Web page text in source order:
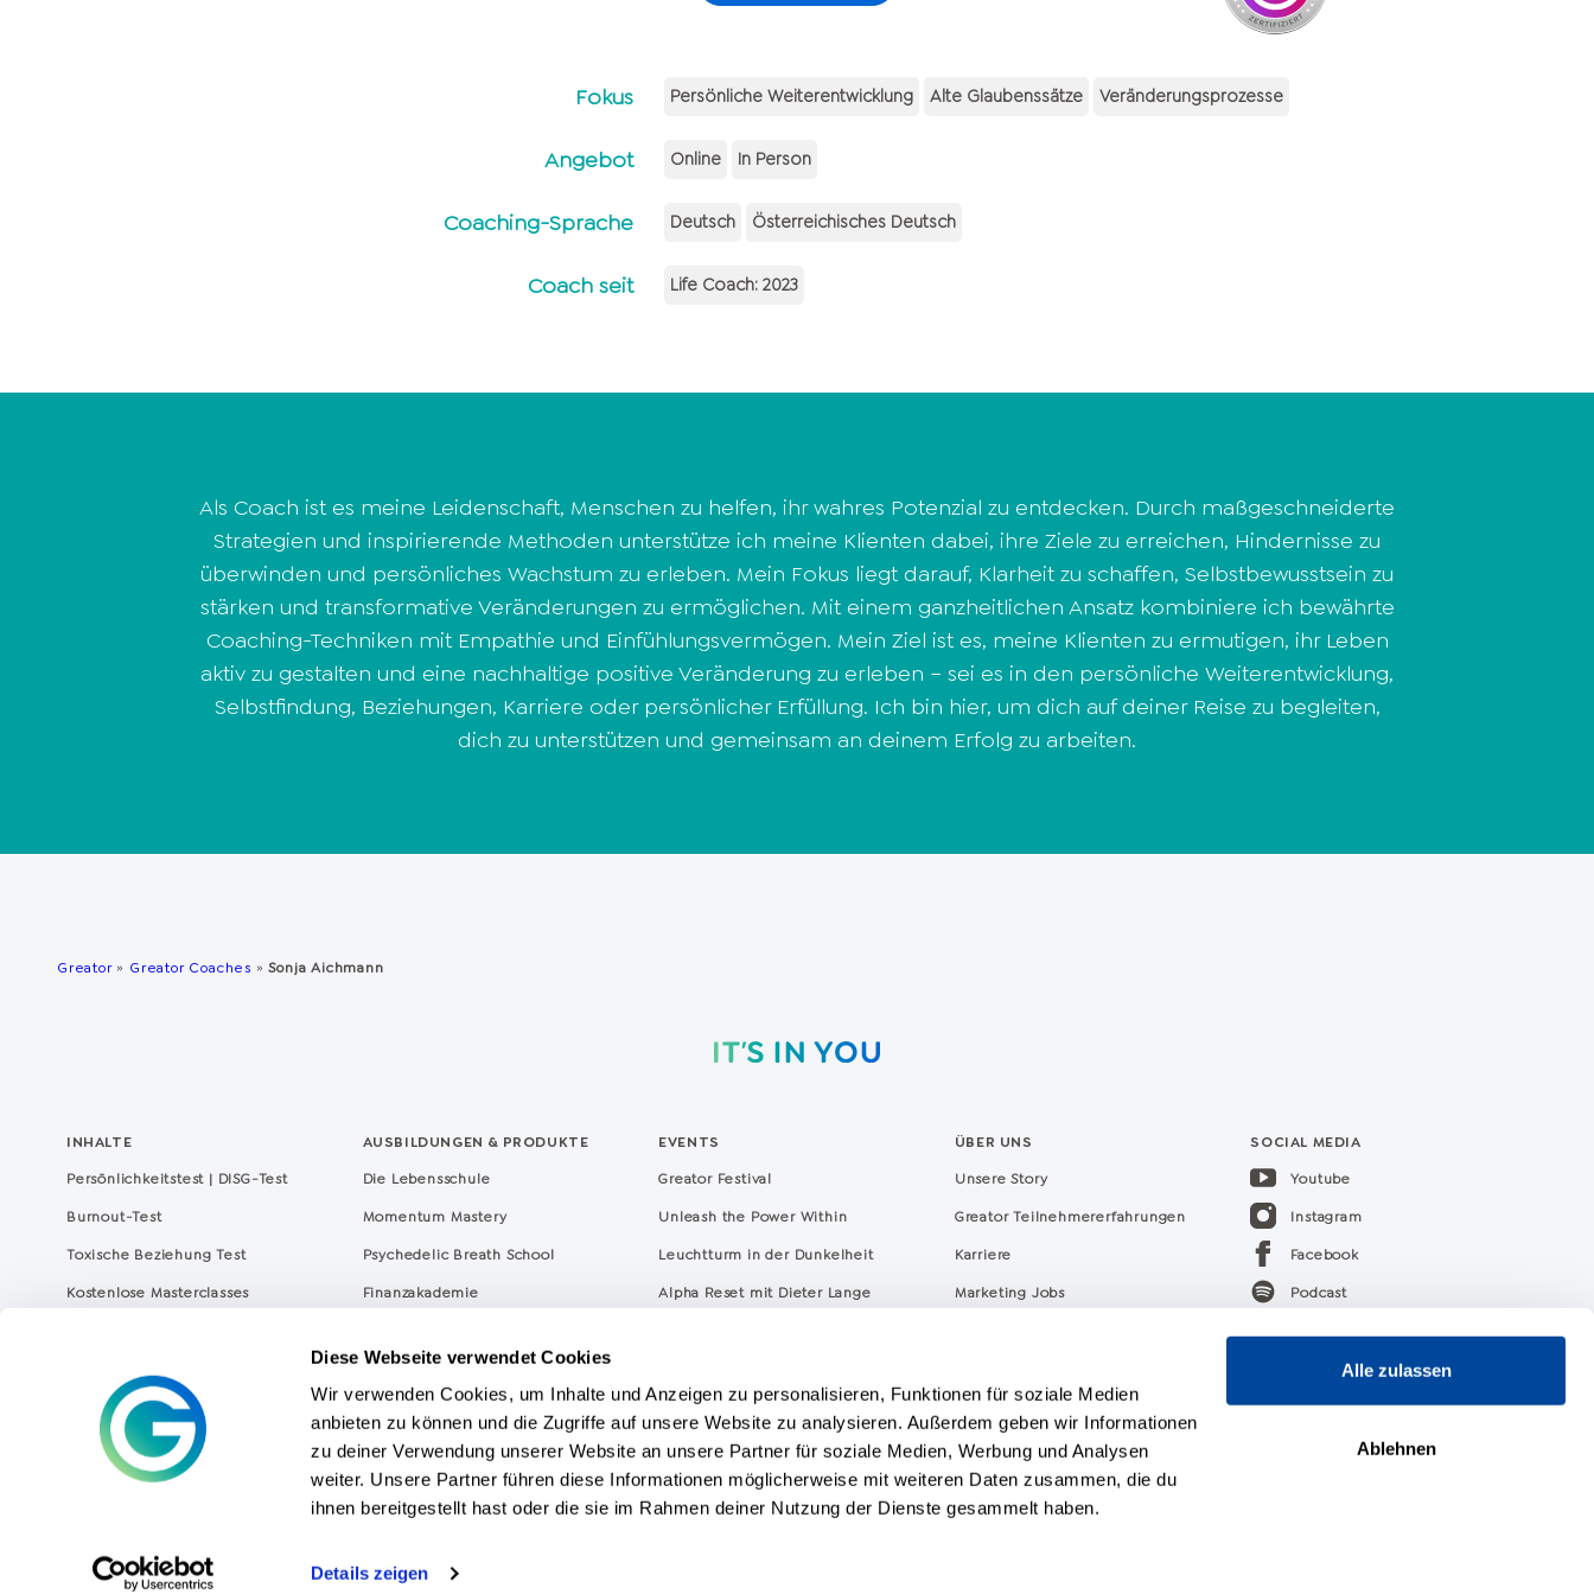
Diese Webseite verwendet Cookies
Wir verwenden Cookies, um Inhalte und Anzeigen zu personalisieren, Funktionen für soziale Medien
anbieten zu können und die Zugriffe auf unsere Website zu analysieren. Außerdem geben wir Informationen
zu deiner Verwendung unserer Website an unsere Partner für soziale Medien, Werbung und Analysen
weiter. Unsere Partner führen diese Informationen möglicherweise mit weiteren Daten zusammen, die du
ihnen bereitgestellt hast oder die sie im Rahmen deiner Nutzung der Dienste gesammelt haben.
Details zeigen
Alle zulassen
Ablehnen
Fokus Persönliche Weiterentwicklung Alte Glaubenssätze Veränderungsprozesse
Angebot Online In Person
Coaching-Sprache Deutsch Österreichisches Deutsch
Coach seit Life Coach: 2023
Als Coach ist es meine Leidenschaft, Menschen zu helfen, ihr wahres Potenzial zu entdecken. Durch maßgeschneiderte
Strategien und inspirierende Methoden unterstütze ich meine Klienten dabei, ihre Ziele zu erreichen, Hindernisse zu
überwinden und persönliches Wachstum zu erleben. Mein Fokus liegt darauf, Klarheit zu schaffen, Selbstbewusstsein zu
stärken und transformative Veränderungen zu ermöglichen. Mit einem ganzheitlichen Ansatz kombiniere ich bewährte
Coaching-Techniken mit Empathie und Einfühlungsvermögen. Mein Ziel ist es, meine Klienten zu ermutigen, ihr Leben
aktiv zu gestalten und eine nachhaltige positive Veränderung zu erleben – sei es in den persönliche Weiterentwicklung,
Selbstfindung, Beziehungen, Karriere oder persönlicher Erfüllung. Ich bin hier, um dich auf deiner Reise zu begleiten,
dich zu unterstützen und gemeinsam an deinem Erfolg zu arbeiten.
Greator» Greator Coaches »Sonja Aichmann
INHALTE
Persönlichkeitstest | DISG-Test
Burnout-Test
Toxische Beziehung Test
Kostenlose Masterclasses
Coaching Experten
Greator Coaches finden (Coach Map)
AUSBILDUNGEN & PRODUKTE
Die Lebensschule
Momentum Mastery
Psychedelic Breath School
Finanzakademie
TheKey
Greator Business
EVENTS
Greator Festival
Unleash the Power Within
Leuchtturm in der Dunkelheit
Alpha Reset mit Dieter Lange
ÜBER UNS
Unsere Story
Greator Teilnehmererfahrungen
Karriere
Marketing Jobs
SOCIAL MEDIA
Youtube
Instagram
Facebook
Podcast